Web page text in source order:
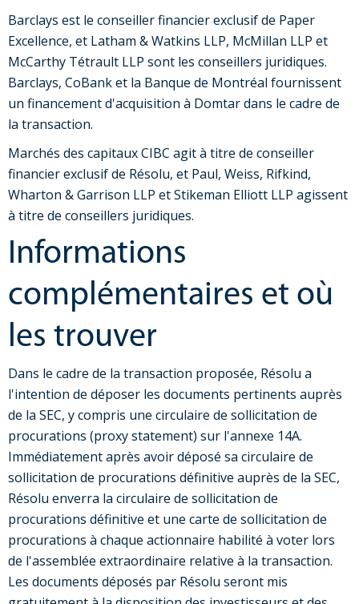
Barclays est le conseiller financier exclusif de Paper
Excellence, et Latham & Watkins LLP, McMillan LLP et
McCarthy Tétrault LLP sont les conseillers juridiques.
Barclays, CoBank et la Banque de Montréal fournissent
un financement d'acquisition à Domtar dans le cadre de
la transaction.
Marchés des capitaux CIBC agit à titre de conseiller
financier exclusif de Résolu, et Paul, Weiss, Rifkind,
Wharton & Garrison LLP et Stikeman Elliott LLP agissent
à titre de conseillers juridiques.
Informations
complémentaires et où
les trouver
Dans le cadre de la transaction proposée, Résolu a
l'intention de déposer les documents pertinents auprès
de la SEC, y compris une circulaire de sollicitation de
procurations (proxy statement) sur l'annexe 14A.
Immédiatement après avoir déposé sa circulaire de
sollicitation de procurations définitive auprès de la SEC,
Résolu enverra la circulaire de sollicitation de
procurations définitive et une carte de sollicitation de
procurations à chaque actionnaire habilité à voter lors
de l'assemblée extraordinaire relative à la transaction.
Les documents déposés par Résolu seront mis